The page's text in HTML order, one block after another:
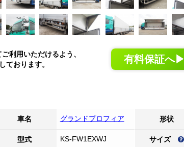
利用いただけるよう、
ております。
有料保証へ▶
車名 グランドプロフィア 形状
型式 KS-FW1EXWJ サイズ